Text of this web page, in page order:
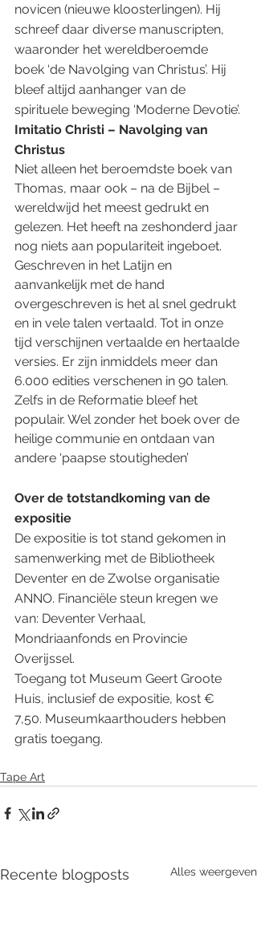
novicen (nieuwe kloosterlingen). Hij
schreef daar diverse manuscripten,
waaronder het wereldberoemde
boek ‘de Navolging van Christus’. Hij
bleef altijd aanhanger van de
spirituele beweging ‘Moderne Devotie’.
Imitatio Christi – Navolging van
Christus
Niet alleen het beroemdste boek van
Thomas, maar ook – na de Bijbel –
wereldwijd het meest gedrukt en
gelezen. Het heeft na zeshonderd jaar
nog niets aan populariteit ingeboet.
Geschreven in het Latijn en
aanvankelijk met de hand
overgeschreven is het al snel gedrukt
en in vele talen vertaald. Tot in onze
tijd verschijnen vertaalde en hertaalde
versies. Er zijn inmiddels meer dan
6.000 edities verschenen in 90 talen.
Zelfs in de Reformatie bleef het
populair. Wel zonder het boek over de
heilige communie en ontdaan van
andere ‘paapse stoutigheden’
Over de totstandkoming van de
expositie
De expositie is tot stand gekomen in
samenwerking met de Bibliotheek
Deventer en de Zwolse organisatie
ANNO. Financiële steun kregen we
van: Deventer Verhaal,
Mondriaanfonds en Provincie
Overijssel.
Toegang tot Museum Geert Groote
Huis, inclusief de expositie, kost €
7,50. Museumkaarthouders hebben
gratis toegang.
Tape Art
Recente blogposts Alles weergeven